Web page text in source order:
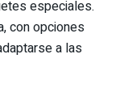
especiales.
con opciones
a las